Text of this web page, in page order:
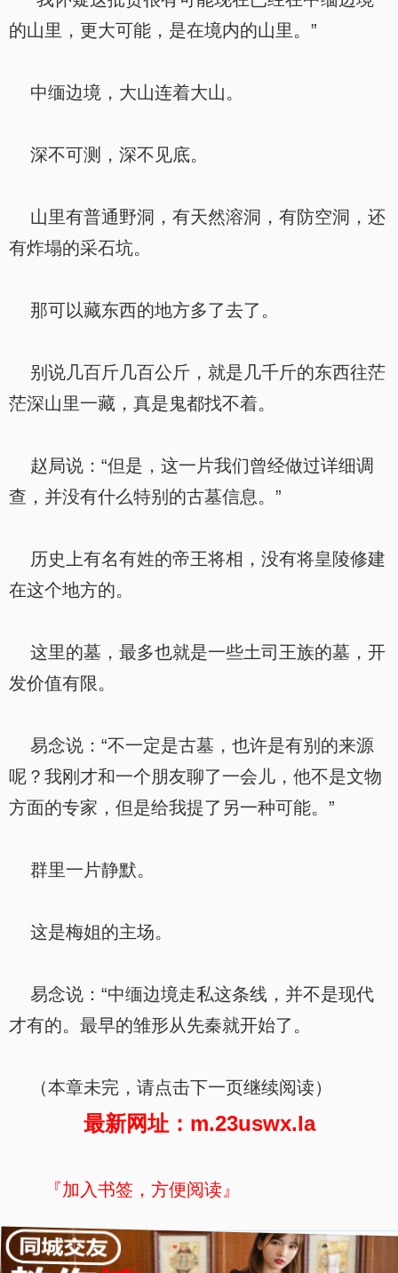
的山里，更大可能，是在境内的山里。”
中缅边境，大山连着大山。
深不可测，深不见底。
山里有普通野洞，有天然溶洞，有防空洞，还
有炸塌的采石坑。
那可以藏东西的地方多了去了。
别说几百斤几百公斤，就是几千斤的东西往茫
茫深山里一藏，真是鬼都找不着。
赵局说：“但是，这一片我们曾经做过详细调
查，并没有什么特别的古墓信息。”
历史上有名有姓的帝王将相，没有将皇陵修建
在这个地方的。
这里的墓，最多也就是一些土司王族的墓，开
发价值有限。
易念说：“不一定是古墓，也许是有别的来源
呢？我刚才和一个朋友聊了一会儿，他不是文物
方面的专家，但是给我提了另一种可能。”
群里一片静默。
这是梅姐的主场。
易念说：“中缅边境走私这条线，并不是现代
才有的。最早的雏形从先秦就开始了。
（本章未完，请点击下一页继续阅读）
最新网址：m.23uswx.la
『加入书签，方便阅读』